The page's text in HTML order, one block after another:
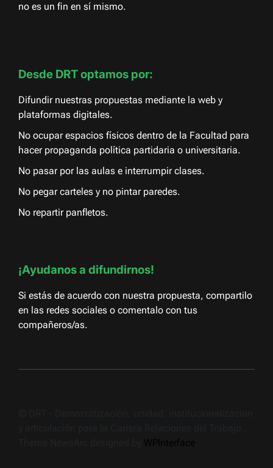
no es un fin en sí mismo.
Desde DRT optamos por:
Difundir nuestras propuestas mediante la web y
plataformas digitales.
No ocupar espacios físicos dentro de la Facultad para
hacer propaganda política partidaria o universitaria.
No pasar por las aulas e interrumpir clases.
No pegar carteles y no pintar paredes.
No repartir panfletos.
¡Ayudanos a difundirnos!
Si estás de acuerdo con nuestra propuesta, compartilo
en las redes sociales o comentalo con tus
compañeros/as.